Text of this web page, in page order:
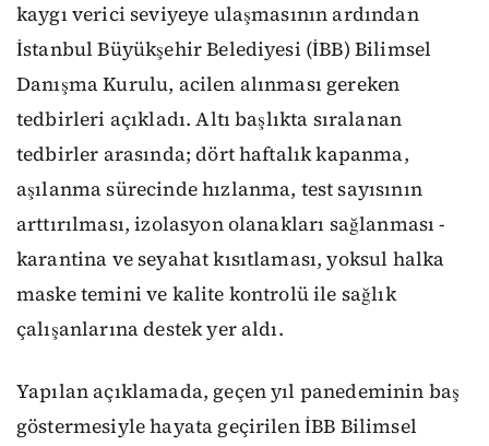
kaygı verici seviyeye ulaşmasının ardından
İstanbul Büyükşehir Belediyesi (İBB) Bilimsel
Danışma Kurulu, acilen alınması gereken
tedbirleri açıkladı. Altı başlıkta sıralanan
tedbirler arasında; dört haftalık kapanma,
aşılanma sürecinde hızlanma, test sayısının
arttırılması, izolasyon olanakları sağlanması -
karantina ve seyahat kısıtlaması, yoksul halka
maske temini ve kalite kontrolü ile sağlık
çalışanlarına destek yer aldı.
Yapılan açıklamada, geçen yıl panedeminin baş
göstermesiyle hayata geçirilen İBB Bilimsel